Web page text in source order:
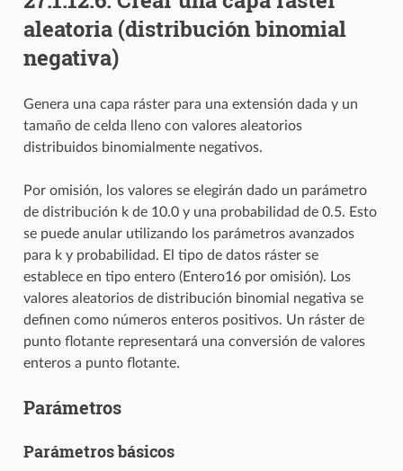
aleatoria (distribución binomial
negativa)
Genera una capa ráster para una extensión dada y un
tamaño de celda lleno con valores aleatorios
distribuidos binomialmente negativos.
Por omisión, los valores se elegirán dado un parámetro
de distribución k de 10.0 y una probabilidad de 0.5. Esto
se puede anular utilizando los parámetros avanzados
para k y probabilidad. El tipo de datos ráster se
establece en tipo entero (Entero16 por omisión). Los
valores aleatorios de distribución binomial negativa se
definen como números enteros positivos. Un ráster de
punto flotante representará una conversión de valores
enteros a punto flotante.
Parámetros
Parámetros básicos